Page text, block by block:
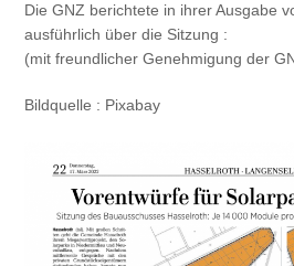
Die GNZ berichtete in ihrer Ausgabe
ausführlich über die Sitzung :
(mit freundlicher Genehmigung der
Bildquelle : Pixabay